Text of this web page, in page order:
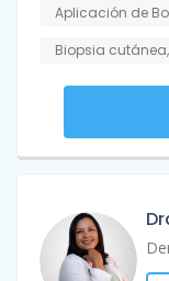
Aplicación de
Biopsia